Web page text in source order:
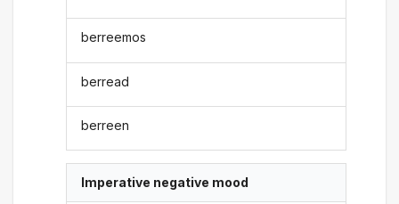
berreemos
berread
berreen
Imperative negative mood